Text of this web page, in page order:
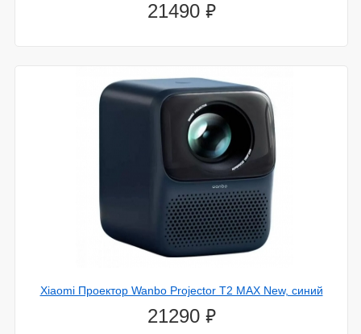
21490 ⃏
Xiaomi Проектор Wanbo Projector T2 MAX New, синий
21290 ⃏